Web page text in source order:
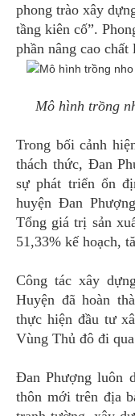
phong trào xây
tầng kiên cố”.
phần nâng cao
Mô hình trồng
Trong bối cảnh
thách thức, Đan
sự phát triển ổn
huyện Đan
Tổng giá trị sản
51,33% kế hoạch,
Công tác xây
Huyện đã hoàn
thực hiện đầu tư
Vùng Thủ đô đi
Đan Phượng luôn
thôn mới trên địa